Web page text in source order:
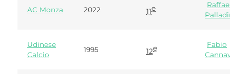
AC Monza 2022 11e
Udinese
Calcio
1995 12e
Fabio